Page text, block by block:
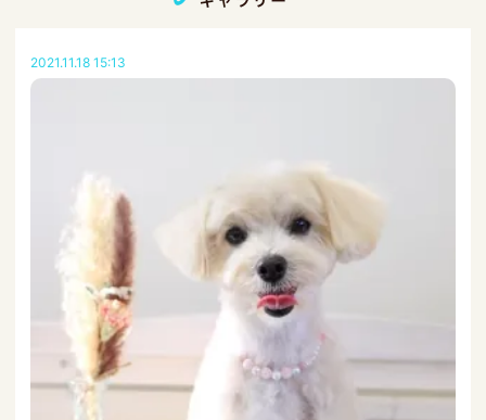
2021.11.18 15:13